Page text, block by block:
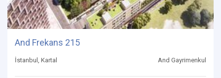
And Frekans 215
İstanbul, Kartal And Gayrimenkul